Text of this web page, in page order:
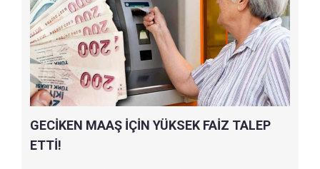
GECİKEN MAAŞ İÇİN YÜKSEK FAİZ TALEP
ETTİ!